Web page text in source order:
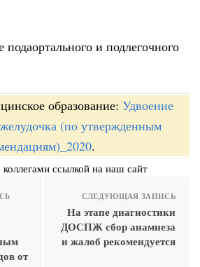
подаортального и подлегочного
образование: Удвоение
(по утвержденным
.
ссылкой на наш сайт
от
СЛЕДУЮЩАЯ ЗАПИСЬ
На этапе диагностики
ДОСПЖ сбор анамнеза
и жалоб рекомендуется